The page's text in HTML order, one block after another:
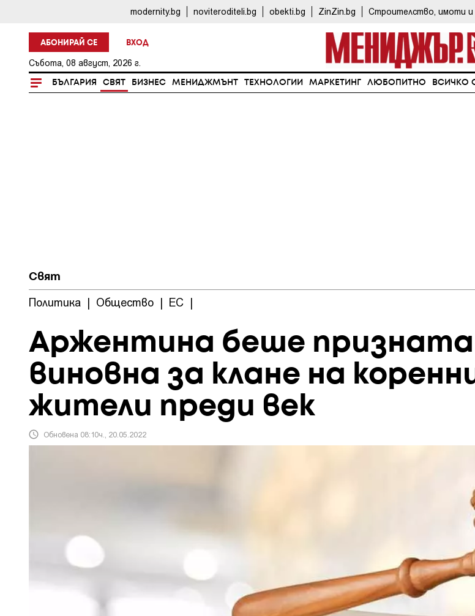
modernity.bg noviteroditeli.bg obekti.bg ZinZin.bg Строителство, имоти и
АБОНИРАЙ СЕ ВХОД
Събота, 08 август, 2026 г.
БЪЛГАРИЯ СВЯТ БИЗНЕС МЕНИДЖМЪНТ ТЕХНОЛОГИИ МАРКЕТИНГ ЛЮБОПИТНО ВСИЧКО
Свят
Политика | Общество | ЕС |
Аржентина беше призната
виновна за клане на
жители преди век
Обновена 08:10ч., 20.05.2022